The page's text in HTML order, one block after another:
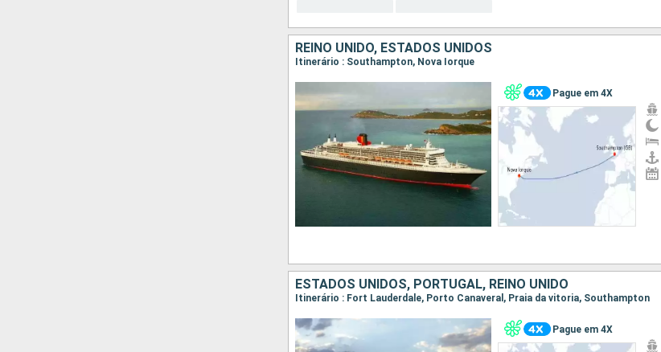
REINO UNIDO, ESTADOS UNIDOS
Itinerário : Southampton, Nova Iorque
Pague em 4X
ESTADOS UNIDOS, PORTUGAL, REINO UNIDO
Itinerário : Fort Lauderdale, Porto Canaveral, Praia da vitoria, Southampton
Pague em 4X